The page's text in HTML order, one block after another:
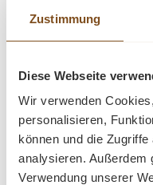
Zustimmung
Diese Webseite
Wir verwenden
personalisieren,
können und die
analysieren. Außerdem
Verwendung unserer
Metallrahmen und die
Abmessungen: Höhe:
45 cm
Pflegehinweis: Mit
abwischen.